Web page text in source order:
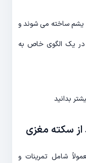
یا یشم ساخته می شوند و
یک الگوی خاص به
بدانید
از سکته مغزی
شامل تمرینات و